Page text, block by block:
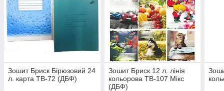
Зошит Бриск Бірюзовий 24
л. карта ТВ-72 (ДБФ)
Зошит Бриск 12 л. лінія
кольорова ТВ-107 Мікс
(ДБФ)